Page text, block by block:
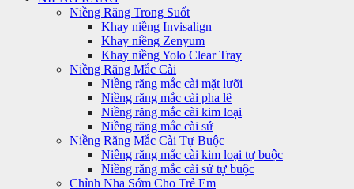
Niềng Răng Trong Suốt
Khay niềng Invisalign
Khay niềng Zenyum
Khay niềng Yolo Clear Tray
Niềng Răng Mắc Cài
Niềng răng mắc cài mặt lưỡi
Niềng răng mắc cài pha lê
Niềng răng mắc cài kim loại
Niềng răng mắc cài sứ
Niềng Răng Mắc Cài Tự Buộc
Niềng răng mắc cài kim loại tự buộc
Niềng răng mắc cài sứ tự buộc
Chỉnh Nha Sớm Cho Trẻ Em